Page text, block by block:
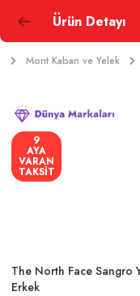
Ürün Detayı
Mont Kaban ve Yelek
9
AYA
VARAN
TAKSİT
The North Face Sangro
Erkek